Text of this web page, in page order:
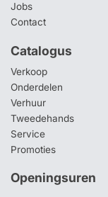
Jobs
Contact
Catalogus
Verkoop
Onderdelen
Verhuur
Tweedehands
Service
Promoties
Openingsuren